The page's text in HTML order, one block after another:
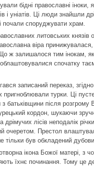
бідні православні іноки,
і уніатів. Ці люди знайшли
почали споруджувати храм.
литовських князів
віра
ж залишалося тим інокам,
спочатку
записаний переказ,
пригноблювали турки. Ці
після розгрому
кордон, шукаючи
лісів неподалік
очеретом. Престол
тільки був обкладений
ікона Божої матері, з
їхнє починання. Тому це